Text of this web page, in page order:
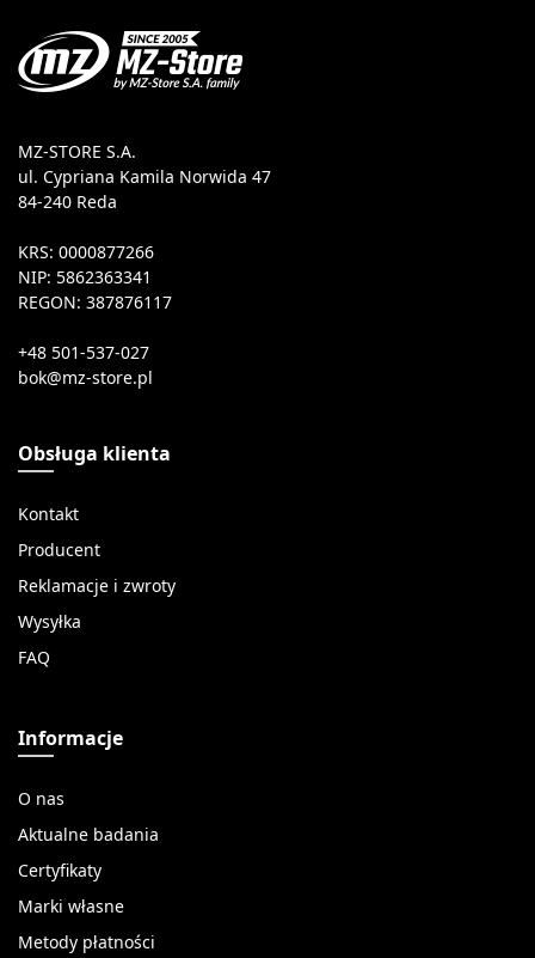
MZ-STORE S.A.
ul. Cypriana Kamila Norwida 47
84-240 Reda
KRS: 0000877266
NIP: 5862363341
REGON: 387876117
+48 501-537-027
Obsługa klienta
Kontakt
Producent
Reklamacje i zwroty
Wysyłka
FAQ
Informacje
O nas
Aktualne badania
Certyfikaty
Marki własne
Metody płatności